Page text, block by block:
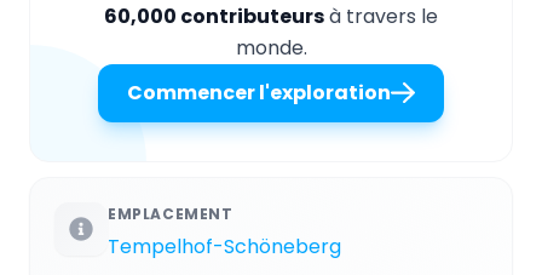
60,000 contributeursà travers le
monde.
Commencer l'exploration
EMPLACEMENT
Tempelhof-Schöneberg